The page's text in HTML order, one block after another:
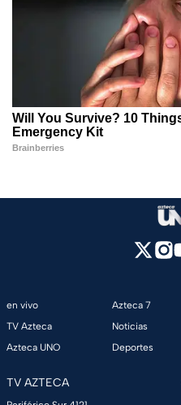
en vivo
TV Azteca
Azteca UNO
Azteca 7
Noticias
Deportes
TV AZTECA